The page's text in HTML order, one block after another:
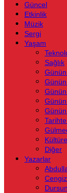
Güncel
Etkinlik
Müzik
Sergi
Yaşam
Sağlık
Günün
Diğer
Yazarlar